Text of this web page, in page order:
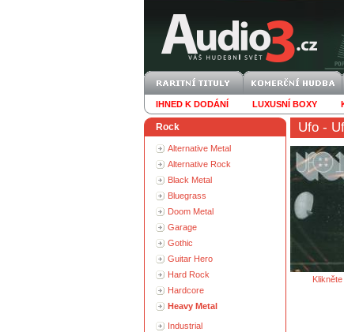
IHNED K DODÁNÍ LUXUSNÍ BOXY
Rock
Alternative Metal
Alternative Rock
Black Metal
Bluegrass
Doom Metal
Garage
Gothic
Guitar Hero
Hard Rock
Hardcore
Heavy Metal
Industrial
Ufo -